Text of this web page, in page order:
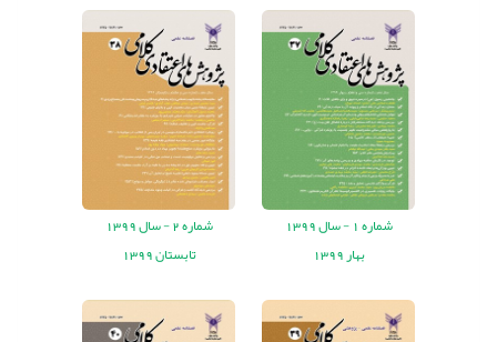
شماره1 - سال1399
بهار 1399
شماره2 - سال1399
تابستان 1399